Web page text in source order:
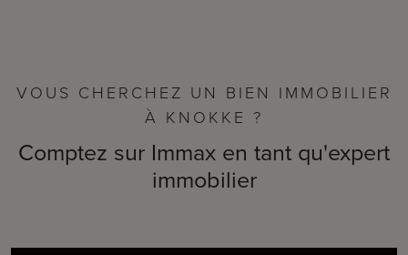
VOUS CHERCHEZ UN BIEN IMMOBILIER
À KNOKKE ?
Comptez sur Immax en tant qu'expert
immobilier